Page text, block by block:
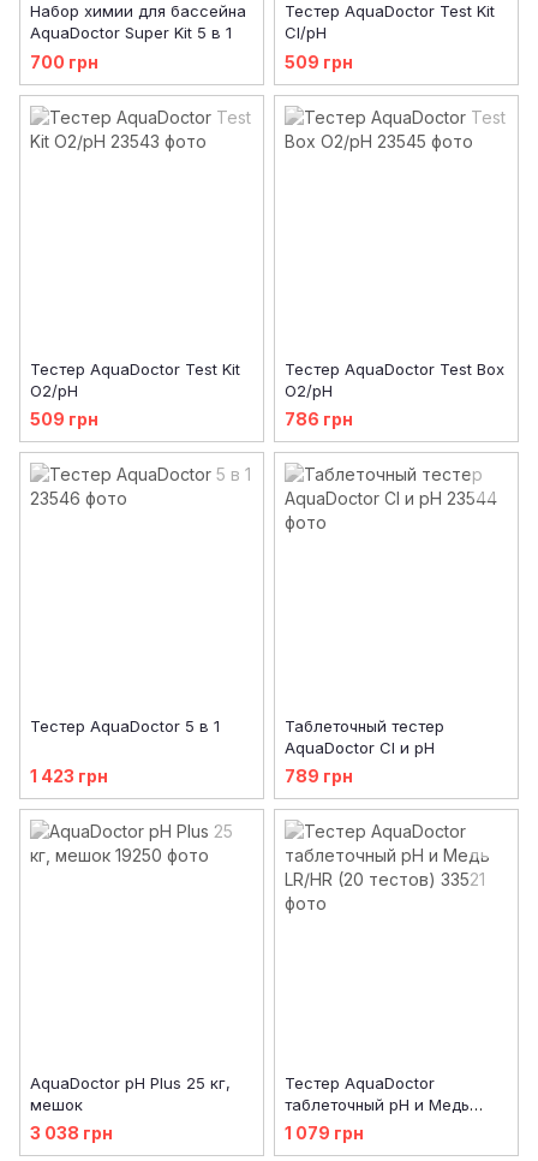
Набор химии для бассейна
AquaDoctor Super Kit 5 в 1
700 грн
Тестер AquaDoctor Test Kit
Cl/pH
509 грн
Тестер AquaDoctor Test Kit
O2/pH
509 грн
Тестер AquaDoctor Test Box
O2/pH
786 грн
Тестер AquaDoctor 5 в 1
1 423 грн
Таблеточный тестер
AquaDoctor Cl и pH
789 грн
AquaDoctor pH Plus 25 кг,
мешок
3 038 грн
Тестер AquaDoctor
таблеточный pH и Медь
LR/HR (20 тестов)
1 079 грн